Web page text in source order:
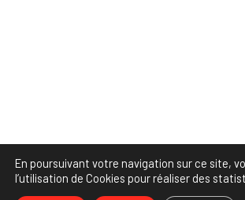
En poursuivant votre navigation sur ce site,
l’utilisation de Cookies pour réaliser des